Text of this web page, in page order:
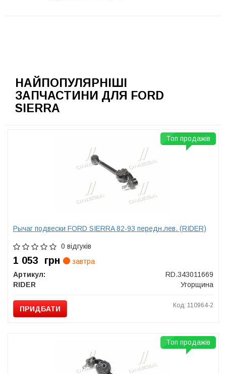
НАЙПОПУЛЯРНІШІ
ЗАПЧАСТИНИ ДЛЯ FORD
SIERRA
Рычаг подвески FORD SIERRA 82-93 передн.лев. (RIDER)
0 відгуків
1 053 грн
завтра
Артикул:
RD.343011669
RIDER
Угорщина
ПРИДБАТИ Код: 110964-2
Топ продажів
Топ продажів